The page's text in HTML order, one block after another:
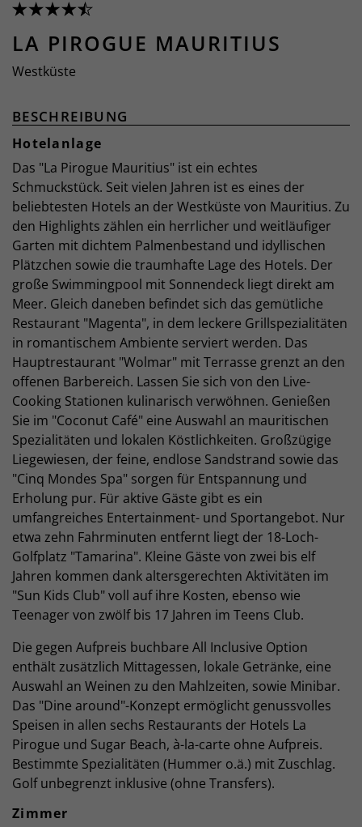
LA PIROGUE MAURITIUS
Westküste
BESCHREIBUNG
Hotelanlage
Das "La Pirogue Mauritius" ist ein echtes
Schmuckstück. Seit vielen Jahren ist es eines der
beliebtesten Hotels an der Westküste von Mauritius. Zu
den Highlights zählen ein herrlicher und weitläufiger
Garten mit dichtem Palmenbestand und idyllischen
Plätzchen sowie die traumhafte Lage des Hotels. Der
große Swimmingpool mit Sonnendeck liegt direkt am
Meer. Gleich daneben befindet sich das gemütliche
Restaurant "Magenta", in dem leckere Grillspezialitäten
in romantischem Ambiente serviert werden. Das
Hauptrestaurant "Wolmar" mit Terrasse grenzt an den
offenen Barbereich. Lassen Sie sich von den Live-
Cooking Stationen kulinarisch verwöhnen. Genießen
Sie im "Coconut Café" eine Auswahl an mauritischen
Spezialitäten und lokalen Köstlichkeiten. Großzügige
Liegewiesen, der feine, endlose Sandstrand sowie das
"Cinq Mondes Spa" sorgen für Entspannung und
Erholung pur. Für aktive Gäste gibt es ein
umfangreiches Entertainment- und Sportangebot. Nur
etwa zehn Fahrminuten entfernt liegt der 18-Loch-
Golfplatz "Tamarina". Kleine Gäste von zwei bis elf
Jahren kommen dank altersgerechten Aktivitäten im
"Sun Kids Club" voll auf ihre Kosten, ebenso wie
Teenager von zwölf bis 17 Jahren im Teens Club.
Die gegen Aufpreis buchbare All Inclusive Option
enthält zusätzlich Mittagessen, lokale Getränke, eine
Auswahl an Weinen zu den Mahlzeiten, sowie Minibar.
Das "Dine around"-Konzept ermöglicht genussvolles
Speisen in allen sechs Restaurants der Hotels La
Pirogue und Sugar Beach, à-la-carte ohne Aufpreis.
Bestimmte Spezialitäten (Hummer o.ä.) mit Zuschlag.
Golf unbegrenzt inklusive (ohne Transfers).
Zimmer